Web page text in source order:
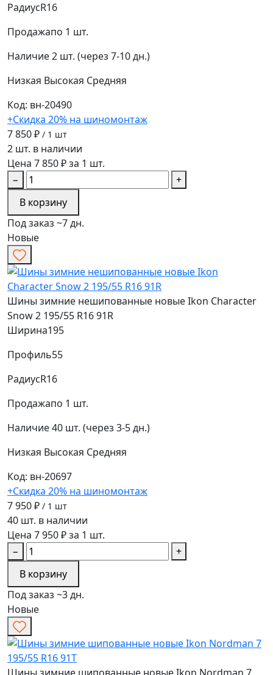
РадиусR16
Продажапо 1 шт.
Наличие2 шт. (через 7-10 дн.)
Низкая Высокая Средняя
Код: вн-20490
+Скидка 20% на шиномонтаж
7 850 ₽ / 1 шт
2 шт. в наличии
Цена 7 850 ₽ за 1 шт.
−
+
В корзину
Под заказ ~7 дн.
Новые
Шины зимние нешипованные новые Ikon Character
Snow 2 195/55 R16 91R
Ширина195
Профиль55
РадиусR16
Продажапо 1 шт.
Наличие40 шт. (через 3-5 дн.)
Низкая Высокая Средняя
Код: вн-20697
+Скидка 20% на шиномонтаж
7 950 ₽ / 1 шт
40 шт. в наличии
Цена 7 950 ₽ за 1 шт.
−
+
В корзину
Под заказ ~3 дн.
Новые